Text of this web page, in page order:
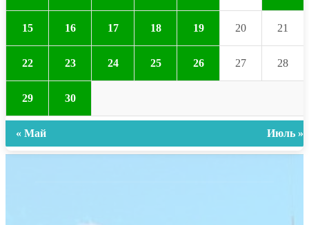
15 16 17 18 19 20 21
22 23 24 25 26 27 28
29 30
« Май Июль »